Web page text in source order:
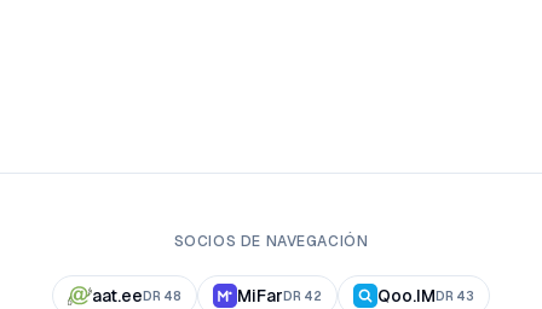
SOCIOS DE NAVEGACIÓN
aat.ee DR 48 MiFar DR 42 Qoo.IM DR 43